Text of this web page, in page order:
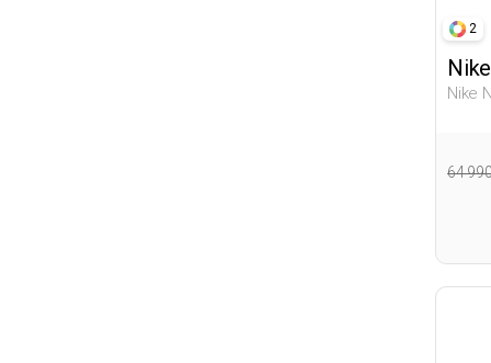
2
Nike
Nike
64